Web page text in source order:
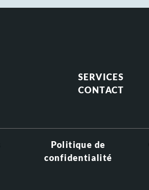
SERVICES
CONTACT
Politique de
confidentialité